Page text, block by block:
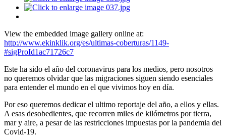
View the embedded image gallery online at:
http://www.ekinklik.org/es/ultimas-coberturas/1149-
#sigProId1ac71726c7
Este ha sido el año del coronavirus para los medios, pero nosotros
no queremos olvidar que las migraciones siguen siendo esenciales
para entender el mundo en el que vivimos hoy en día.
Por eso queremos dedicar el ultimo reportaje del año, a ellos y ellas.
A esas desobedientes, que recorren miles de kilómetros por tierra,
mar y aire, a pesar de las restricciones impuestas por la pandemia del
Covid-19.